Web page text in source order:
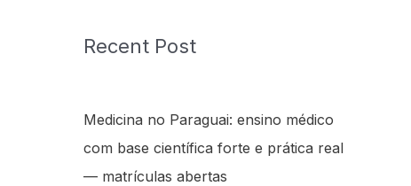
Recent Post
Medicina no Paraguai: ensino médico
com base científica forte e prática real
— matrículas abertas